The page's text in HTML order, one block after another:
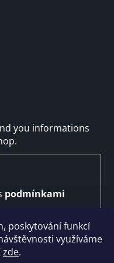
poskytování funkcí
využíváme
zde.
you informations
podmínkami